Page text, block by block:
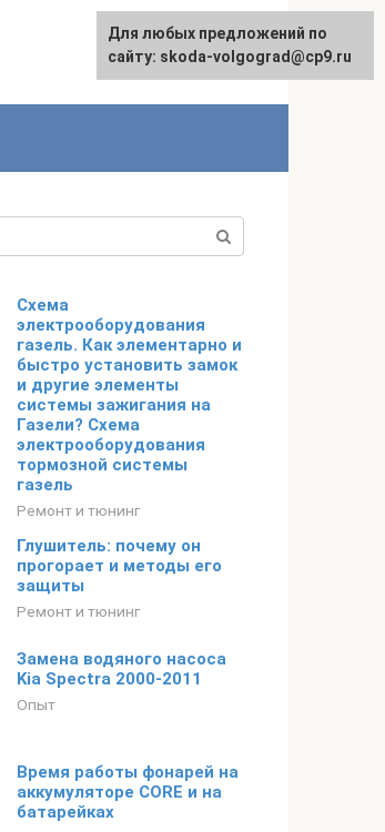
Схема
электрооборудования
газель. Как элементарно и
быстро установить замок
и другие элементы
системы зажигания на
Газели? Схема
электрооборудования
тормозной системы
газель
Ремонт и тюнинг
Глушитель: почему он
прогорает и методы его
защиты
Ремонт и тюнинг
Замена водяного насоса
Kia Spectra 2000-2011
Опыт
Время работы фонарей на
аккумуляторе CORE и на
батарейках
Для любых предложений по
сайту: skoda-volgograd@cp9.ru